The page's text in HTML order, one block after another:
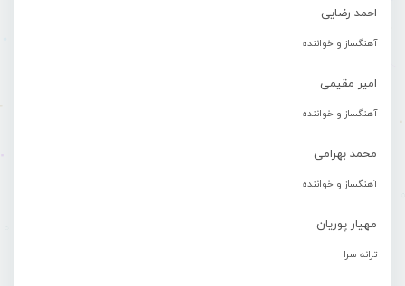
احمد رضایی
آهنگساز و خواننده
امیر مقیمی
آهنگساز و خواننده
محمد بهرامی
آهنگساز و خواننده
مهیار پوریان
ترانه سرا